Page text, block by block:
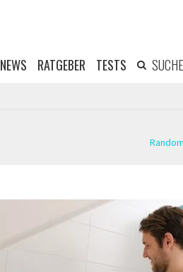
NEWS RATGEBER TESTS SUCHE